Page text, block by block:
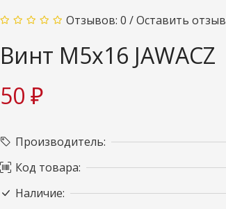
Отзывов: 0 /Оставить отзыв
Винт М5х16 JAWACZ
50 ₽
Производитель:
Код товара:
Наличие: